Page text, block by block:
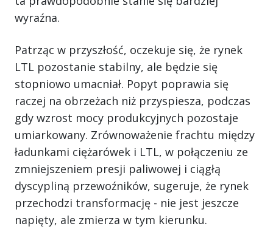
wyraźna.
Patrząc w przyszłość, oczekuje się, że rynek
LTL pozostanie stabilny, ale będzie się
stopniowo umacniał. Popyt poprawia się
raczej na obrzeżach niż przyspiesza, podczas
gdy wzrost mocy produkcyjnych pozostaje
umiarkowany. Zrównoważenie frachtu między
ładunkami ciężarówek i LTL, w połączeniu ze
zmniejszeniem presji paliwowej i ciągłą
dyscypliną przewoźników, sugeruje, że rynek
przechodzi transformację - nie jest jeszcze
napięty, ale zmierza w tym kierunku.